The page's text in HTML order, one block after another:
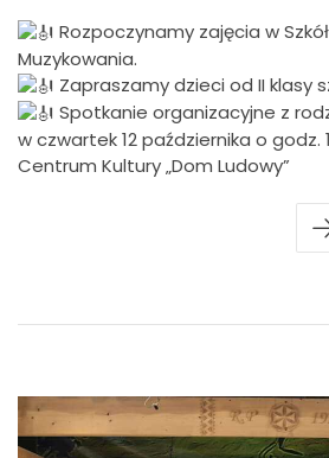
Rozpoczynamy zajęcia w
Muzykowania.
Zapraszamy dzieci od II klasy
Spotkanie organizacyjne z
w czwartek 12 października o godz.
Centrum Kultury „Dom Ludowy”